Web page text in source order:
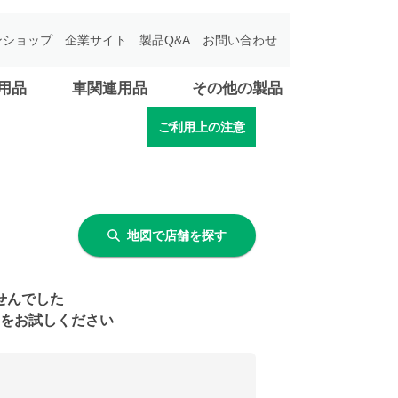
品 車関連用品 その他の製品
ョップ 企業サイト 製品Q&A お問い合わせ
ご利用上の注意
地図で店舗を探す
んでした
お試しください